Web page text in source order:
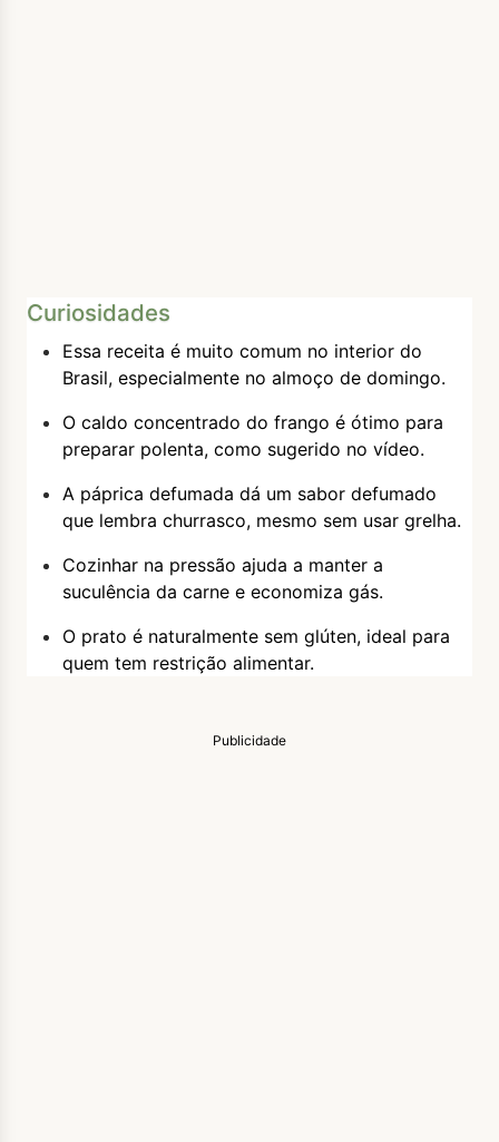
Curiosidades
Essa receita é muito comum no interior do
Brasil, especialmente no almoço de domingo.
O caldo concentrado do frango é ótimo para
preparar polenta, como sugerido no vídeo.
A páprica defumada dá um sabor defumado
que lembra churrasco, mesmo sem usar grelha.
Cozinhar na pressão ajuda a manter a
suculência da carne e economiza gás.
O prato é naturalmente sem glúten, ideal para
quem tem restrição alimentar.
Publicidade